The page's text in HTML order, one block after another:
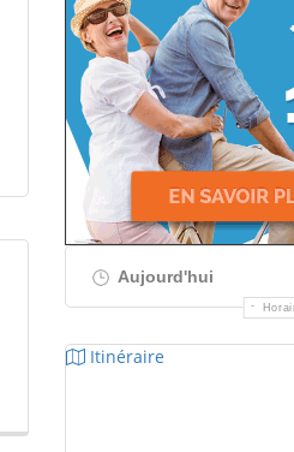
Aujourd'hui
Itinéraire